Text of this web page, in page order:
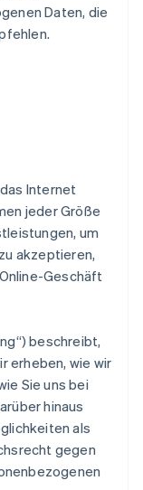
Daten, die
Internet
jeder Größe
um
akzeptieren,
Geschäft
beschreibt,
erheben, wie wir
Sie uns bei
hinaus
als
gegen